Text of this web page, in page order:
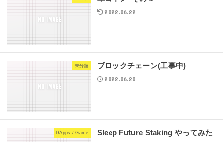
2022.06.22
未分類 ブロックチェーン(工事中)
2022.06.20
DApps / Game Sleep Future Staking やってみた